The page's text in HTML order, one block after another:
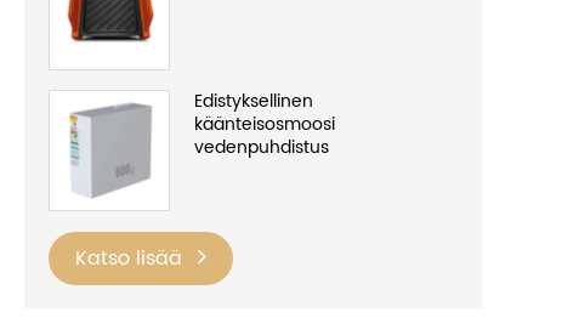
Edistyksellinen
käänteisosmoosi
vedenpuhdistus
Katso lisää